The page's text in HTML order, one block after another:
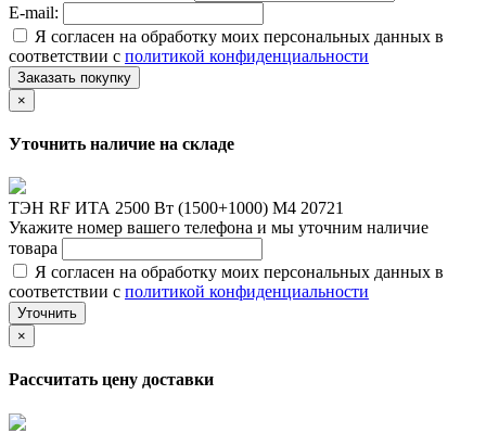
E-mail:
Я согласен на обработку моих персональных данных в
соответствии с политикой конфиденциальности
Заказать покупку
×
Уточнить наличие на складе
ТЭН RF ИТА 2500 Вт (1500+1000) M4 20721
Укажите номер вашего телефона и мы уточним наличие
товара
Я согласен на обработку моих персональных данных в
соответствии с политикой конфиденциальности
Уточнить
×
Рассчитать цену доставки